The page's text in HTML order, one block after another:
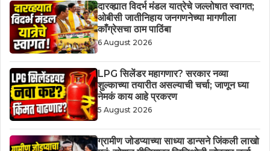
दारव्ह्यात विदर्भ मंडल यात्रेचे जल्लोषात स्वागत;
ओबीसी जातीनिहाय जनगणनेच्या मागणीला
काँग्रेसचा ठाम पाठिंबा
6 August 2026
LPG सिलेंडर महागणार? सरकार नव्या
शुल्काच्या तयारीत असल्याची चर्चा; जाणून घ्या
नेमकं काय आहे प्रकरण
5 August 2026
ग्रामीण जोडप्याच्या साध्या डान्सने जिंकली लाखो